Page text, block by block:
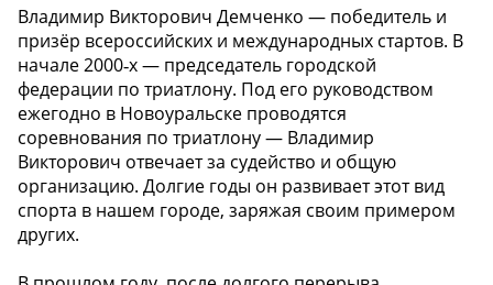
Владимир Викторович Демченко — победитель и
призёр всероссийских и международных стартов. В
начале 2000‑х — председатель городской
федерации по триатлону. Под его руководством
ежегодно в Новоуральске проводятся
соревнования по триатлону — Владимир
Викторович отвечает за судейство и общую
организацию. Долгие годы он развивает этот вид
спорта в нашем городе, заряжая своим примером
других.